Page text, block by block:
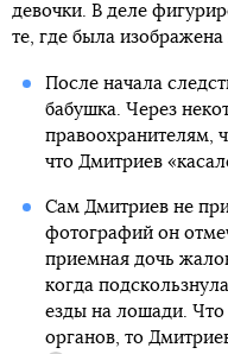
девочки. В деле
те, где была
После начала
бабушка. Через
правоохранителям,
что Дмитриев
Сам Дмитриев не
фотографий он
приемная дочь
когда
езды на лошади. Что
органов, то